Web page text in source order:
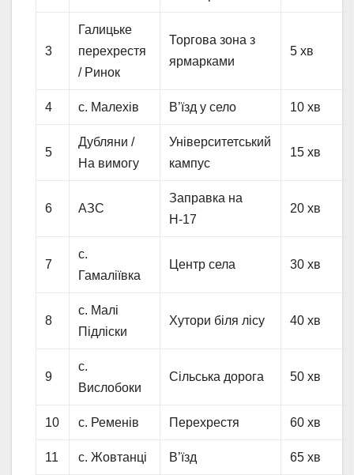
3
Галицьке
перехрестя
/ Ринок
Торгова зона з
ярмарками
5 хв
4 с. Малехів В’їзд у село 10 хв
5
Дубляни /
На вимогу
Університетський
кампус
15 хв
6 АЗС
Заправка на
Н-17
20 хв
7
с.
Гамаліївка
Центр села 30 хв
8
с. Малі
Підліски
Хутори біля лісу 40 хв
9
с.
Вислобоки
Сільська дорога 50 хв
10 с. Ременів Перехрестя 60 хв
11 с. Жовтанці В’їзд 65 хв